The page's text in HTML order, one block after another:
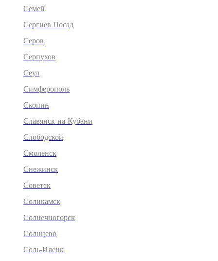
Семей
Сергиев Посад
Серов
Серпухов
Сеул
Симферополь
Скопин
Славянск-на-Кубани
Слободской
Смоленск
Снежинск
Советск
Соликамск
Солнечногорск
Солнцево
Соль-Илецк